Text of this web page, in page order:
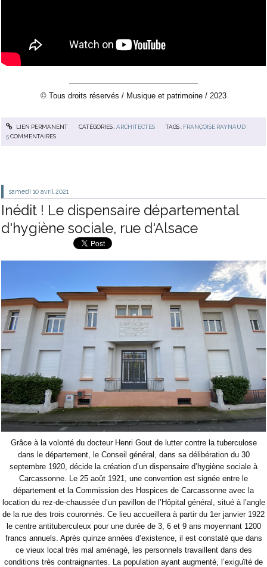
© Tous droits réservés / Musique et patrimoine / 2023
LIEN PERMANENT CATÉGORIES :ARCHITECTES TAGS : FRANÇOISE RAYNAUD
5COMMENTAIRES
samedi 10 avril 2021
Inédit ! Le dispensaire départemental
d'hygiène sociale, rue d'Alsace
Grâce à la volonté du docteur Henri Gout de lutter contre la tuberculose
dans le département, le Conseil général, dans sa délibération du 30
septembre 1920, décide la création d’un dispensaire d’hygiène sociale à
Carcassonne. Le 25 août 1921, une convention est signée entre le
département et la Commission des Hospices de Carcassonne avec la
location du rez-de-chaussée d’un pavillon de l’Hôpital général, situé à l’angle
de la rue des trois couronnés. Ce lieu accueillera à partir du 1er janvier 1922
le centre antituberculeux pour une durée de 3, 6 et 9 ans moyennant 1200
francs annuels. Après quinze années d’existence, il est constaté que dans
ce vieux local très mal aménagé, les personnels travaillent dans des
conditions très contraignantes. La population ayant augmenté, l’exiguïté de